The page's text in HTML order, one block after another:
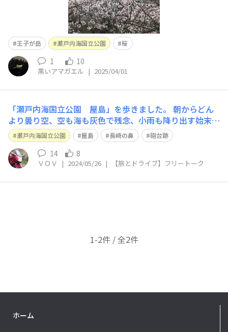
王子が岳 瀬戸内海国立公園 桜
1 10
黒いアマガエル | 2025/04/01
「瀬戸内海国立公園 屋島」を歩きました。 朝からどん
より曇り空、空も海も灰色で残念、小雨も降り出す始末。
「長崎の鼻」の側にある「砲台跡」から瀬戸内海を眺めま
す。 波は穏やか、小さな島が沢山あって瀬戸内海のほん
の一部でしょうけど見渡せました。
瀬戸内海国立公園 屋島 長崎の鼻 砲台跡
14 8
ＶＯＶ | 2024/05/26 | 【旅とドライブ】フリートーク
1-2件 / 全2件
ホーム